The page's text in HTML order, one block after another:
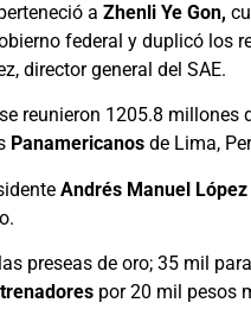
a Zhenli Ye Gon,
federal y duplicó los
director general del SAE.
reunieron 1205.8 millones
Panamericanos de Lima,
Andrés Manuel López
preseas de oro; 35 mil
por 20 mil pesos